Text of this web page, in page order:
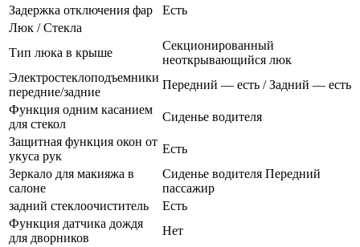
Задержка отключения фар
Есть
Люк / Стекла
Тип люка в крыше
Секционированный
неоткрывающийся люк
Электростеклоподъемники
передние/задние
Передний — есть / Задний — есть
Функция одним касанием
для стекол
Сиденье водителя
Защитная функция окон от
укуса рук
Есть
Зеркало для макияжа в
салоне
Сиденье водителя Передний
пассажир
задний стеклоочиститель
Есть
Функция датчика дождя
для дворников
Нет